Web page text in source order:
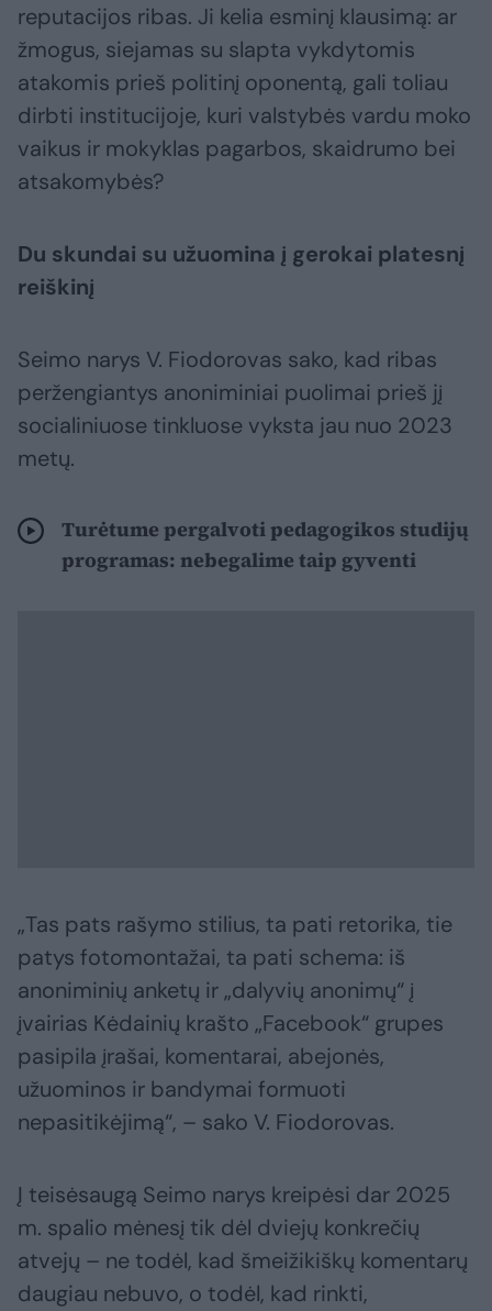
reputacijos ribas. Ji kelia esminį klausimą: ar
žmogus, siejamas su slapta vykdytomis
atakomis prieš politinį oponentą, gali toliau
dirbti institucijoje, kuri valstybės vardu moko
vaikus ir mokyklas pagarbos, skaidrumo bei
atsakomybės?
Du skundai su užuomina į gerokai platesnį
reiškinį
Seimo narys V. Fiodorovas sako, kad ribas
peržengiantys anoniminiai puolimai prieš jį
socialiniuose tinkluose vyksta jau nuo 2023
metų.
Turėtume pergalvoti pedagogikos studijų
programas: nebegalime taip gyventi
„Tas pats rašymo stilius, ta pati retorika, tie
patys fotomontažai, ta pati schema: iš
anoniminių anketų ir „dalyvių anonimų“ į
įvairias Kėdainių krašto „Facebook“ grupes
pasipila įrašai, komentarai, abejonės,
užuominos ir bandymai formuoti
nepasitikėjimą“, – sako V. Fiodorovas.
Į teisėsaugą Seimo narys kreipėsi dar 2025
m. spalio mėnesį tik dėl dviejų konkrečių
atvejų – ne todėl, kad šmeižikiškų komentarų
daugiau nebuvo, o todėl, kad rinkti,